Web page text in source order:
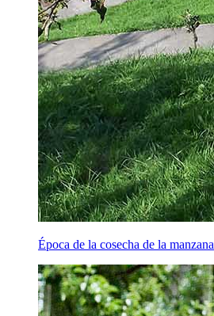
Época de la cosecha de la manzana